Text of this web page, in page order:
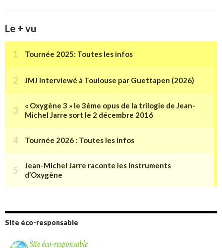
Le + vu
Site éco-responsable